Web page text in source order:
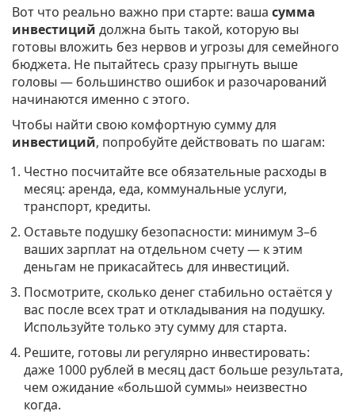
Вот что реально важно при старте: ваша сумма
инвестиций должна быть такой, которую вы
готовы вложить без нервов и угрозы для семейного
бюджета. Не пытайтесь сразу прыгнуть выше
головы — большинство ошибок и разочарований
начинаются именно с этого.
Чтобы найти свою комфортную сумму для
инвестиций, попробуйте действовать по шагам:
Честно посчитайте все обязательные расходы в
месяц: аренда, еда, коммунальные услуги,
транспорт, кредиты.
Оставьте подушку безопасности: минимум 3–6
ваших зарплат на отдельном счету — к этим
деньгам не прикасайтесь для инвестиций.
Посмотрите, сколько денег стабильно остаётся у
вас после всех трат и откладывания на подушку.
Используйте только эту сумму для старта.
Решите, готовы ли регулярно инвестировать:
даже 1000 рублей в месяц даст больше результата,
чем ожидание «большой суммы» неизвестно
когда.